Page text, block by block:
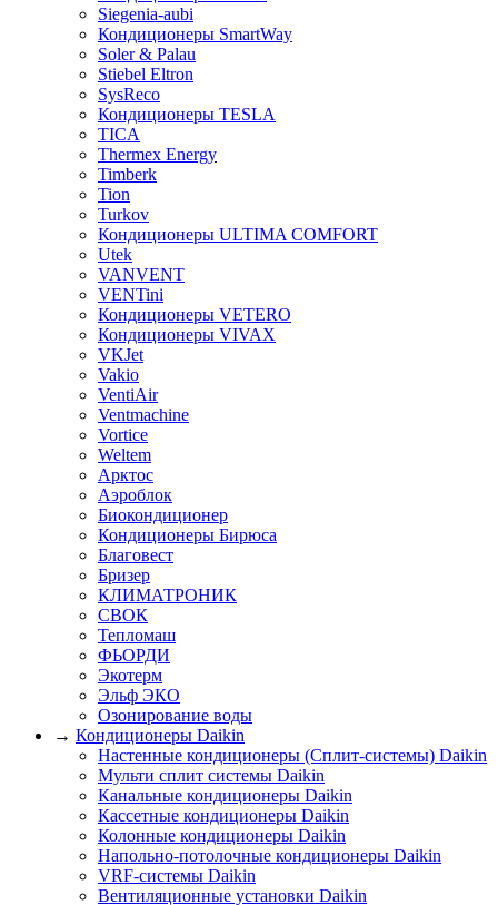
Siegenia-aubi
Кондиционеры SmartWay
Soler & Palau
Stiebel Eltron
SysReco
Кондиционеры TESLA
TICA
Thermex Energy
Timberk
Tion
Turkov
Кондиционеры ULTIMA COMFORT
Utek
VANVENT
VENTini
Кондиционеры VETERO
Кондиционеры VIVAX
VKJet
Vakio
VentiAir
Ventmachine
Vortice
Weltem
Арктос
Аэроблок
Биокондиционер
Кондиционеры Бирюса
Благовест
Бризер
КЛИМАТРОНИК
СВОК
Тепломаш
ФЬОРДИ
Экотерм
Эльф ЭКО
Озонирование воды
→ Кондиционеры Daikin
Настенные кондиционеры (Сплит-системы) Daikin
Мульти сплит системы Daikin
Канальные кондиционеры Daikin
Кассетные кондиционеры Daikin
Колонные кондиционеры Daikin
Напольно-потолочные кондиционеры Daikin
VRF-системы Daikin
Вентиляционные установки Daikin